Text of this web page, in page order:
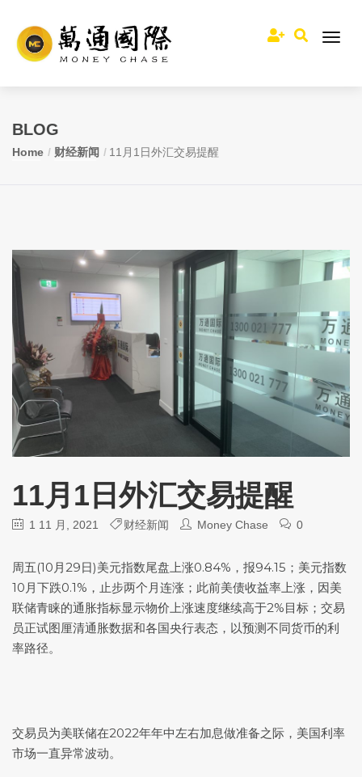
BLOG
Home 财经新闻 11月1日外汇交易提醒
11月1日外汇交易提醒
1 11 月, 2021 财经新闻 Money Chase 0
周五(10月29日)美元指数尾盘上涨0.84%，报94.15； 美元指数
10月下跌0.1%，止步两个月连涨；此前美债收益率上涨，因美
联储青睐的通胀指标显示物价上涨速度继续高于2%目标；交易
员正试图厘清通胀数据和各国央行表态，以预测不同货币的利
率路径。
交易员为美联储在2022年年中左右加息做准备之际，美国利率
市场一直异常波动。